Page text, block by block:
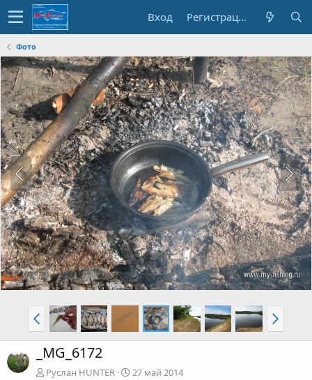
Вход Регистрация
Фото
_MG_6172
Руслан HUNTER
27 май 2014